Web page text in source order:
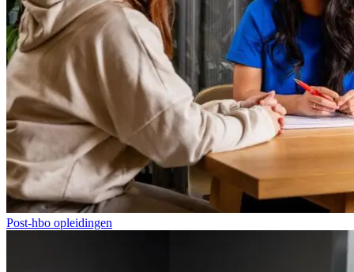
Post-hbo opleidingen